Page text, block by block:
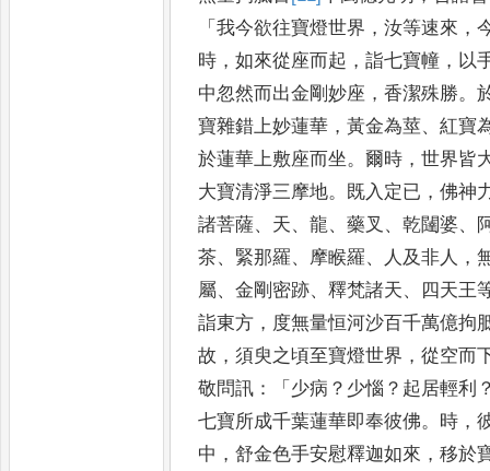
「我今欲往寶燈世界 ，汝等速來 ，
時 ，如來從座而起 ，詣七寶幢 ， 以
中忽然而出金剛妙座 ，香潔殊勝。
寶雜錯上妙蓮華 ，黃金為莖、紅寶
於蓮華上敷座而坐。爾時 ，世界皆
大寶清淨三摩地。 既入定已 ，佛神
諸菩薩、 天、龍、藥叉 、乾闥婆、
茶、 緊那羅、 摩睺羅、 人及非人 ，
屬、金剛密跡、釋梵諸天、
四天王
詣東方 ， 度無量恒河沙百千萬億拘
故 ，須臾之頃至寶燈世界 ，從空而
敬問訊 ：「 少病 ？ 少惱 ？ 起居輕利
七寶所成千葉蓮華即奉彼佛。 時 ，
中 ，舒金色手安慰釋迦如來 ，移於